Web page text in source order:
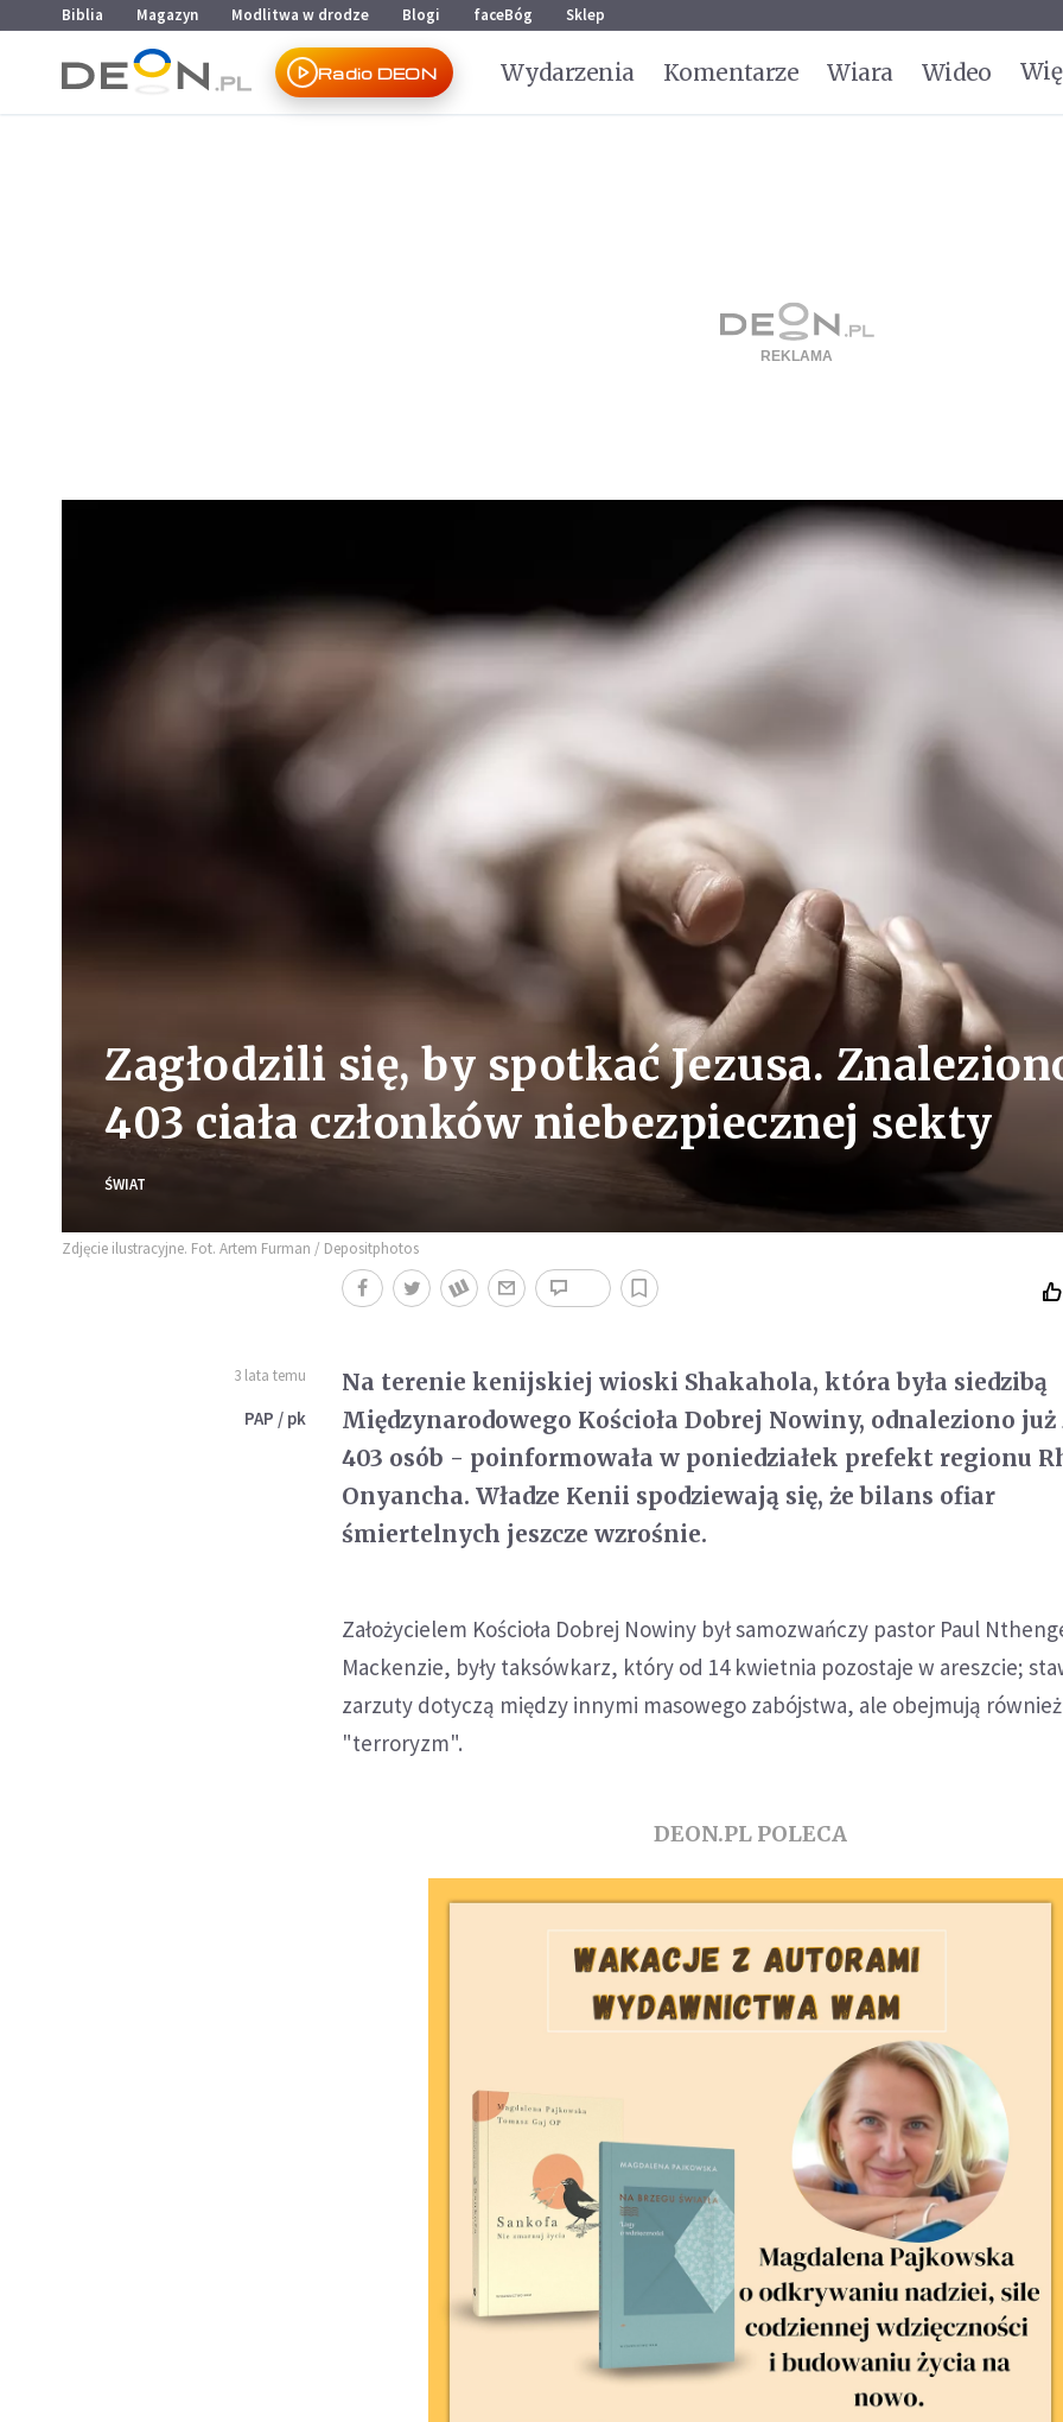
Przejdź do menu głównego
Przejdź do treści
Biblia Magazyn Modlitwa w drodze Blogi faceBóg Sklep
Radio DEON Wydarzenia Komentarze Wiara Wideo
Zagłodzili się, by spotkać Jezusa.
403 ciała członków niebezpiecznej sekty
ŚWIAT
Zdjęcie ilustracyjne. Fot. Artem Furman / Depositphotos
3 lata temu
PAP / pk
Na terenie kenijskiej wioski Shakahola, która była siedzibą
Międzynarodowego Kościoła Dobrej Nowiny, odnaleziono już
403 osób - poinformowała w poniedziałek prefekt regionu
Onyancha. Władze Kenii spodziewają się, że bilans ofiar
śmiertelnych jeszcze wzrośnie.
Założycielem Kościoła Dobrej Nowiny był samozwańczy pastor Paul
Mackenzie, były taksówkarz, który od 14 kwietnia pozostaje w areszcie;
zarzuty dotyczą między innymi masowego zabójstwa, ale obejmują również
"terroryzm".
DEON.PL POLECA